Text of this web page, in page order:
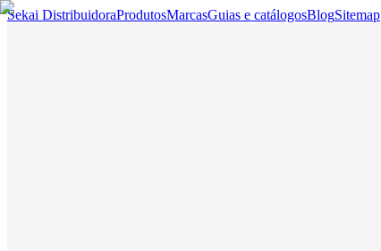
Sekai DistribuidoraProdutosMarcasGuias e catálogosBlogSitemap